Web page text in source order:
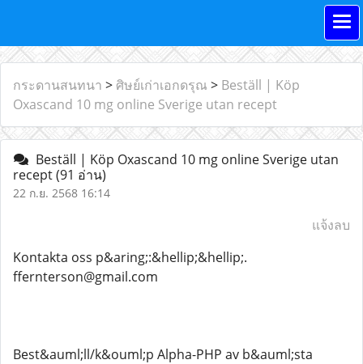
กระดานสนทนา > ศิษย์เก่าเอกดรุณ > Beställ | Köp
Oxascand 10 mg online Sverige utan recept
Beställ | Köp Oxascand 10 mg online Sverige utan
recept(91 อ่าน)
22 ก.ย. 2568 16:14
แจ้งลบ
Kontakta oss p&aring;:&hellip;&hellip;.
ffernterson@gmail.com
Best&auml;ll/k&ouml;p Alpha-PHP av b&auml;sta